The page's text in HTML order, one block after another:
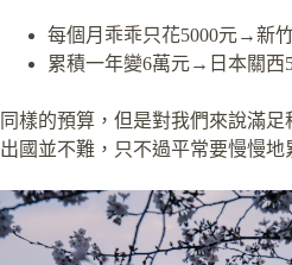
每個月乖乖只花5000元→新
累積一年變6萬元→日本關西
同樣的預算，但是對我們來說滿
出國並不難，只不過平常要慢慢地